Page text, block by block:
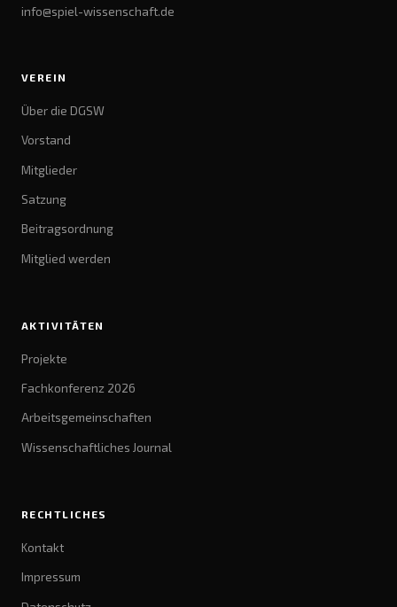
info@spiel-wissenschaft.de
VEREIN
Über die DGSW
Vorstand
Mitglieder
Satzung
Beitragsordnung
Mitglied werden
AKTIVITÄTEN
Projekte
Fachkonferenz 2026
Arbeitsgemeinschaften
Wissenschaftliches Journal
RECHTLICHES
Kontakt
Impressum